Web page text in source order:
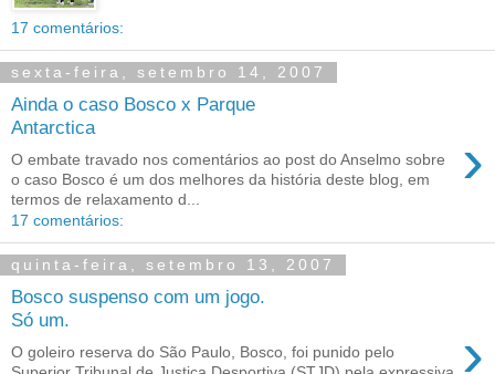
17 comentários:
sexta-feira, setembro 14, 2007
Ainda o caso Bosco x Parque
Antarctica
›
O embate travado nos comentários ao post do Anselmo sobre
o caso Bosco é um dos melhores da história deste blog, em
termos de relaxamento d...
17 comentários:
quinta-feira, setembro 13, 2007
Bosco suspenso com um jogo.
Só um.
›
O goleiro reserva do São Paulo, Bosco, foi punido pelo